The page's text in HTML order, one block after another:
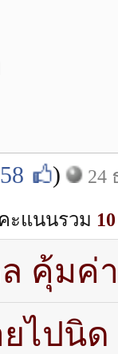
) 24
ะแนนรวม 10
คุ้มค่
ไปนิด